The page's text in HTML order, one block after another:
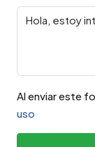
Al enviar este
uso